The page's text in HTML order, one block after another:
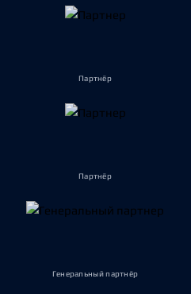
Партнёр
Партнёр
Генеральный партнёр